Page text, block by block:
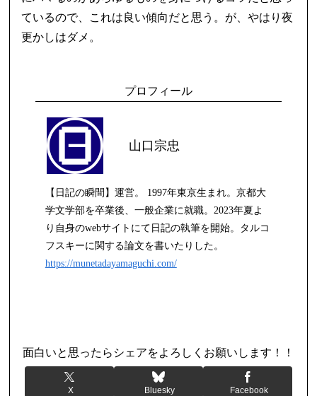
ているので、これは良い傾向だと思う。が、やはり夜
更かしはダメ。
プロフィール
山口宗忠
【日記の瞬間】運営。 1997年東京生まれ。京都大
学文学部を卒業後、一般企業に就職。2023年夏よ
り自身のwebサイトにて日記の執筆を開始。タルコ
フスキーに関する論文を書いたりした。
https://munetadayamaguchi.com/
面白いと思ったらシェアをよろしくお願いします！！
X Bluesky Facebook